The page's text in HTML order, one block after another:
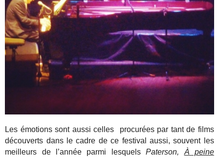
Les émotions sont aussi celles procurées par tant de films
découverts dans le cadre de ce festival aussi, souvent les
meilleurs de l’année parmi lesquelsPaterson, À peine